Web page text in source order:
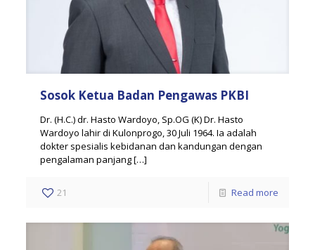
Sosok Ketua Badan Pengawas PKBI
Dr. (H.C.) dr. Hasto Wardoyo, Sp.OG (K) Dr. Hasto
Wardoyo lahir di Kulonprogo, 30 Juli 1964. Ia adalah
dokter spesialis kebidanan dan kandungan dengan
pengalaman panjang[…]
21 Read more